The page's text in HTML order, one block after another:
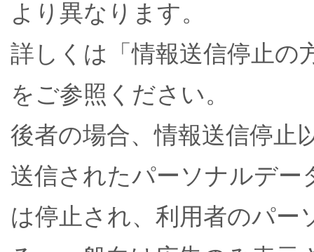
より異なります。
詳しくは「情報送信停止の
をご参照ください。
後者の場合、情報送信停止
送信されたパーソナルデ
は停止され、利用者のパ